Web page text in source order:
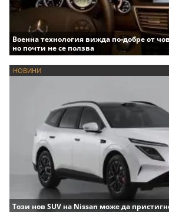
Военна технология вижда по-добре от
но почти не се ползва
НОВИНИ
Този нов SUV на Nissan може да